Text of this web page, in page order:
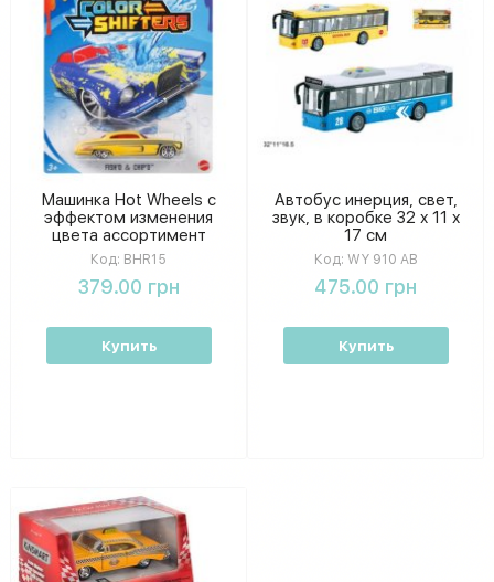
Машинка Hot Wheels с
эффектом изменения
цвета ассортимент
Код: BHR15
379.00 грн
Купить
Автобус инерция, свет,
звук, в коробке 32 х 11 х
17 см
Код: WY 910 AB
475.00 грн
Купить